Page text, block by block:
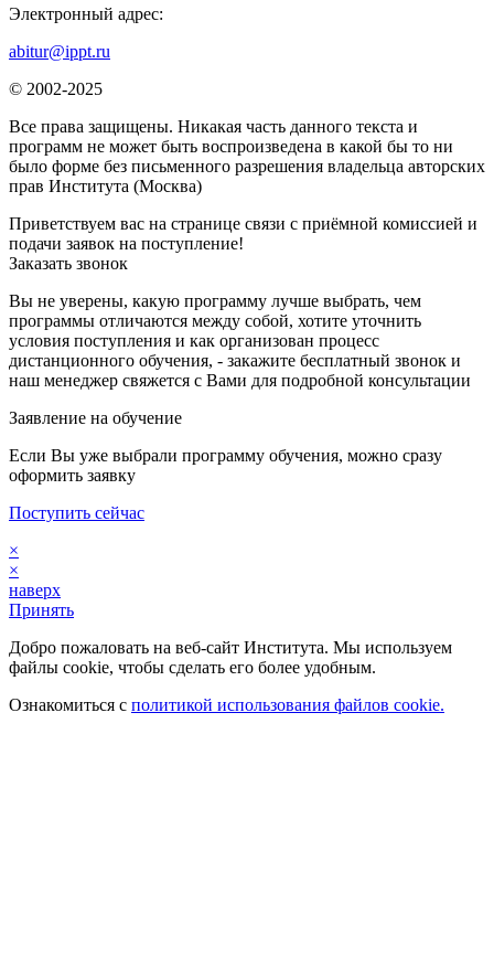
Электронный адрес:
abitur@ippt.ru
© 2002-2025
Все права защищены. Никакая часть данного текста и
программ не может быть воспроизведена в какой бы то ни
было форме без письменного разрешения владельца авторских
прав Института (Москва)
Приветствуем вас на странице связи с приёмной комиссией и
подачи заявок на поступление!
Заказать звонок
Вы не уверены, какую программу лучше выбрать, чем
программы отличаются между собой, хотите уточнить
условия поступления и как организован процесс
дистанционного обучения, - закажите бесплатный звонок и
наш менеджер свяжется с Вами для подробной консультации
Заявление на обучение
Если Вы уже выбрали программу обучения, можно сразу
оформить заявку
Поступить сейчас
×
×
наверх
Принять
Добро пожаловать на веб-сайт Института. Мы используем
файлы cookie, чтобы сделать его более удобным.
Ознакомиться с политикой использования файлов cookie.